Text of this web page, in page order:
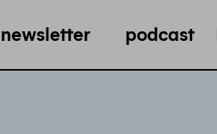
newsletter podcast